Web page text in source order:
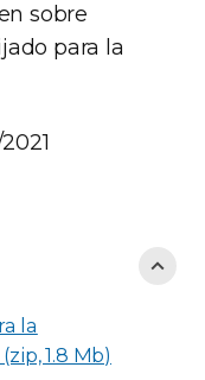
sobre
para la
la
1.8 Mb)